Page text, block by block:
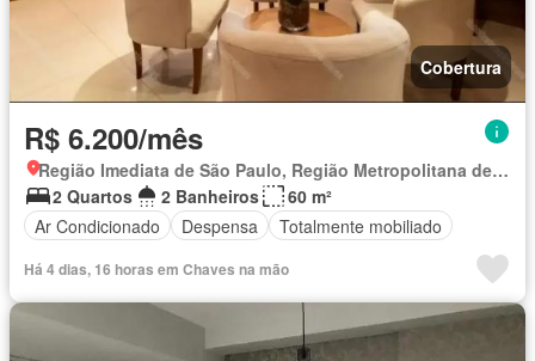
Cobertura
R$ 6.200/mês
Região Imediata de São Paulo, Região Metropolitana de São Paulo
2 Quartos
2 Banheiros
60 m²
Ar Condicionado
Despensa Totalmente mobiliado
Há 4 dias, 16 horas em Chaves na mão